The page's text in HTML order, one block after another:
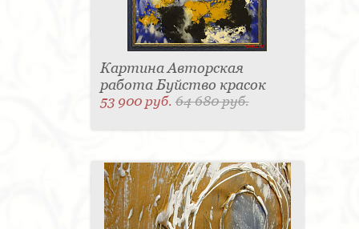
Картина Авторская
работа Буйство красок
53 900 руб.64 680 руб.